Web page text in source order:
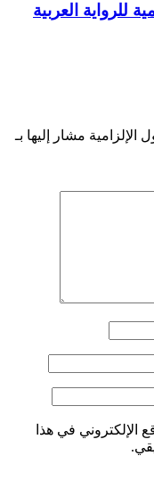
للرواية العربية
الإلزامية مشار إليها بـ
الإلكتروني في هذا